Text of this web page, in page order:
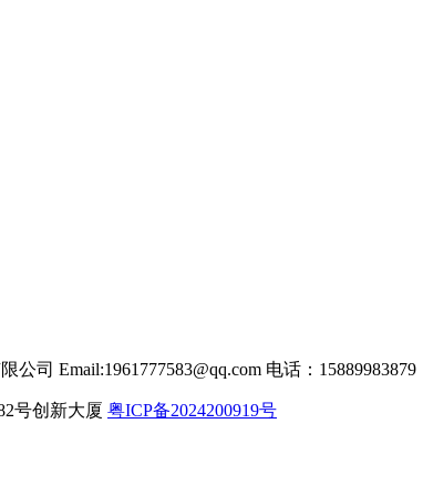
司 Email:1961777583@qq.com 电话：15889983879
号创新大厦 粤ICP备2024200919号